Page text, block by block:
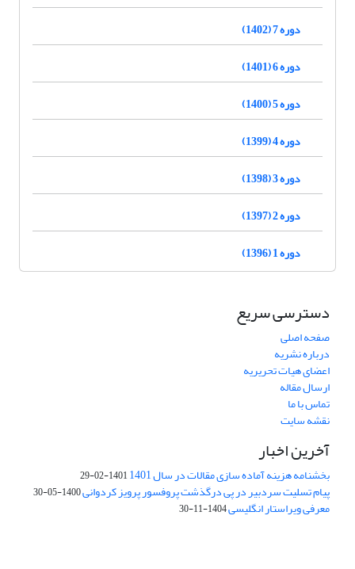
دوره 7 (1402)
دوره 6 (1401)
دوره 5 (1400)
دوره 4 (1399)
دوره 3 (1398)
دوره 2 (1397)
دوره 1 (1396)
دسترسی سریع
صفحه اصلی
درباره نشریه
اعضای هیات تحریریه
ارسال مقاله
تماس با ما
نقشه سایت
آخرین اخبار
بخشنامه هزینه آماده سازی مقالات در سال 1401 1401-02-29
پیام تسلیت سردبیر در پی درگذشت پروفسور پرویز کردوانی1400-05-30
معرفی ویراستار انگلیسی1404-11-30